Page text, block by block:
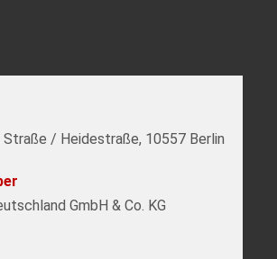
/ Heidestraße, 10557 Berlin
GmbH & Co. KG